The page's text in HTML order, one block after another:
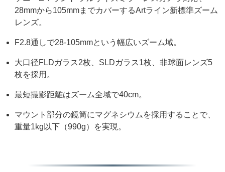
28mmから105mmまでカバーするArtライン新標準ズーム
レンズ。
F2.8通しで28-105mmという幅広いズーム域。
大口径FLDガラス2枚、SLDガラス1枚、非球面レンズ5
枚を採用。
最短撮影距離はズーム全域で40cm。
マウント部分の鏡筒にマグネシウムを採用することで、
重量1kg以下（990g）を実現。